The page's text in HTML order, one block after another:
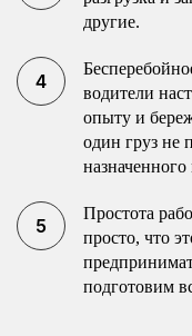
другие.
водители
опыту и
один груз не
Простота
просто, что
подготовим